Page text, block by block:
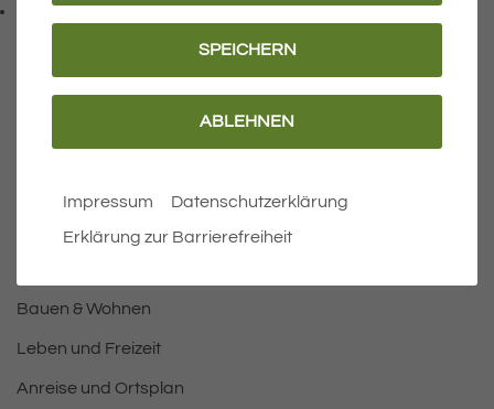
Adresse:
Wichtige Links
Öffnungszeiten Rathaus
Bauen & Wohnen
Leben und Freizeit
Anreise und Ortsplan
SPEICHERN
ABLEHNEN
Impressum
Datenschutzerklärung
Erklärung zur Barrierefreiheit